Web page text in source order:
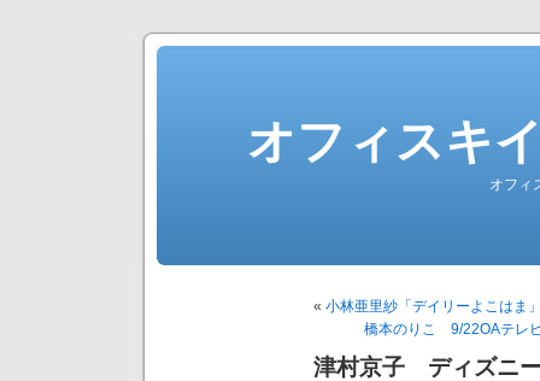
オフィスキ
オフィ
« 小林亜里紗「デイリーよこはま
橋本のりこ 9/22OAテレ
津村京子 ディズニ